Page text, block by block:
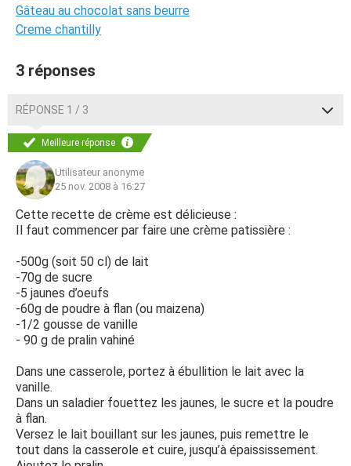
Gâteau au chocolat sans beurre
Creme chantilly
3 réponses
RÉPONSE 1 / 3
Meilleure réponse
Utilisateur anonyme
25 nov. 2008 à 16:27
Cette recette de crème est délicieuse :
Il faut commencer par faire une crème patissière :
-500g (soit 50 cl) de lait
-70g de sucre
-5 jaunes d’oeufs
-60g de poudre à flan (ou maizena)
-1/2 gousse de vanille
- 90 g de pralin vahiné
Dans une casserole, portez à ébullition le lait avec la
vanille.
Dans un saladier fouettez les jaunes, le sucre et la poudre
à flan.
Versez le lait bouillant sur les jaunes, puis remettre le
tout dans la casserole et cuire, jusqu’à épaississement.